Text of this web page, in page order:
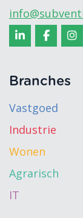
Branches
Vastgoed
Industrie
Wonen
Agrarisch
IT